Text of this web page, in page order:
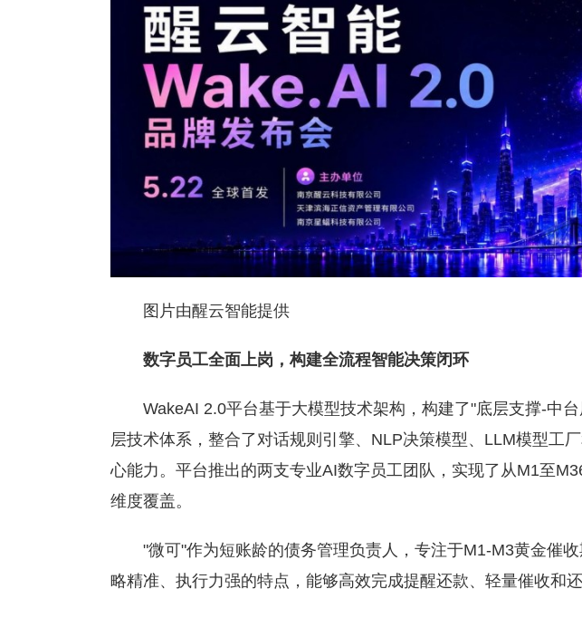
图片由醒云智能提供
数字员工全面上岗，构建全流程智能决策闭环
WakeAI 2.0平台基于大模型技术架构，构建了"底层支撑-中台
层技术体系，整合了对话规则引擎、NLP决策模型、LLM模型工
心能力。平台推出的两支专业AI数字员工团队，实现了从M1至
维度覆盖。
"微可"作为短账龄的债务管理负责人，专注于M1-M3黄金催收
略精准、执行力强的特点，能够高效完成提醒还款、轻量催收和